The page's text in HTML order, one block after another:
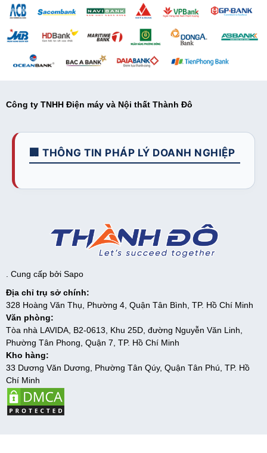
Công ty TNHH Điện máy và Nội thất Thành Đô
🏢 THÔNG TIN PHÁP LÝ DOANH NGHIỆP
. Cung cấp bởi Sapo
Địa chỉ trụ sở chính:
328 Hoàng Văn Thụ, Phường 4, Quận Tân Bình, TP. Hồ Chí Minh
Văn phòng:
Tòa nhà LAVIDA, B2-0613, Khu 25D, đường Nguyễn Văn Linh,
Phường Tân Phong, Quận 7, TP. Hồ Chí Minh
Kho hàng:
33 Dương Văn Dương, Phường Tân Qúy, Quận Tân Phú, TP. Hồ
Chí Minh